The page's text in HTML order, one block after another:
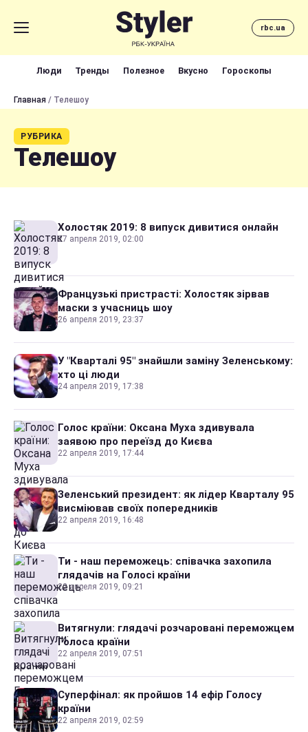
rbc.ua
Люди Тренды Полезное Вкусно Гороскопы
Главная / Телешоу
РУБРИКА
Телешоу
Холостяк 2019: 8 випуск дивитися онлайн
27 апреля 2019, 02:00
Французькі пристрасті: Холостяк зірвав
маски з учасниць шоу
26 апреля 2019, 23:37
У "Кварталі 95" знайшли заміну Зеленському:
хто ці люди
24 апреля 2019, 17:38
Голос країни: Оксана Муха здивувала
заявою про переїзд до Києва
22 апреля 2019, 17:44
Зеленський президент: як лідер Кварталу 95
висміював своїх попередників
22 апреля 2019, 16:48
Ти - наш переможець: співачка захопила
глядачів на Голосі країни
22 апреля 2019, 09:21
Витягнули: глядачі розчаровані переможцем
Голоса країни
22 апреля 2019, 07:51
Суперфінал: як пройшов 14 ефір Голосу
країни
22 апреля 2019, 02:59